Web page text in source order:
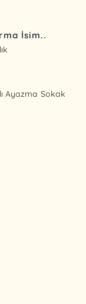
İsim..
Ayazma Sokak